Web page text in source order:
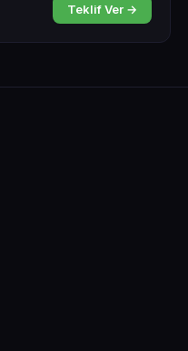
Teklif Ver →